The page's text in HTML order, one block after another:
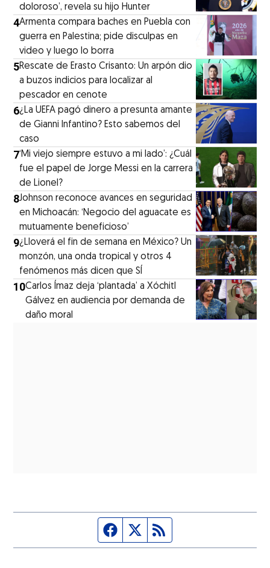
doloroso’, revela su hijo Hunter
4Armenta compara baches en Puebla con
guerra en Palestina; pide disculpas en
video y luego lo borra
5Rescate de Erasto Crisanto: Un arpón dio
a buzos indicios para localizar al
pescador en cenote
6¿La UEFA pagó dinero a presunta amante
de Gianni Infantino? Esto sabemos del
caso
7‘Mi viejo siempre estuvo a mi lado’: ¿Cuál
fue el papel de Jorge Messi en la carrera
de Lionel?
8Johnson reconoce avances en seguridad
en Michoacán: ‘Negocio del aguacate es
mutuamente beneficioso’
9¿Lloverá el fin de semana en México? Un
monzón, una onda tropical y otros 4
fenómenos más dicen que SÍ
10Carlos Ímaz deja ‘plantada’ a Xóchitl
Gálvez en audiencia por demanda de
daño moral
Página de Facebook
Fuente Twitter